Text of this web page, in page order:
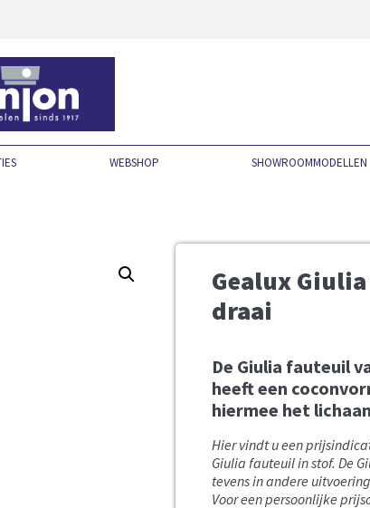
WEBSHOP SHOWROOMMODELLEN
Gealux
draai
De Giulia fauteuil
heeft een
hiermee het
Hier vindt u een
Giulia fauteuil in stof. De
tevens in andere
Voor een persoonlijke